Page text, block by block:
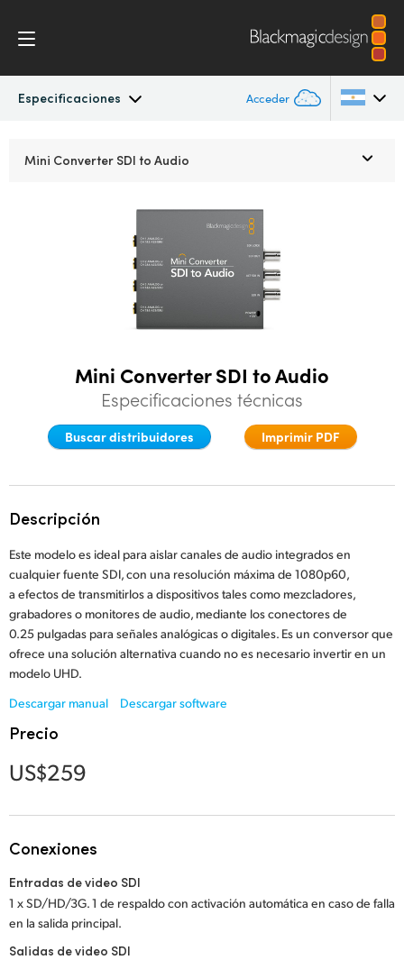
Especificaciones Acceder
Denmark
India
Italy
Japan
Malaysia
New Zealand
Norway
Poland
Mini Converter SDI to Audio
Mini Converter SDI to Audio
Especificaciones técnicas
Buscar distribuidores Imprimir PDF
Descripción
Este modelo es ideal para aislar canales de audio integrados en
cualquier fuente SDI, con una resolución máxima de 1080p60,
a efectos de transmitirlos a dispositivos tales como mezcladores,
grabadores o monitores de audio, mediante los conectores de
0.25 pulgadas para señales analógicas o digitales. Es un conversor que
ofrece una solución alternativa cuando no es necesario invertir en un
modelo UHD.
Descargar manual
Descargar software
Precio
US$259
Conexiones
Entradas de video SDI
1 x SD/HD/3G. 1 de respaldo con activación automática en caso de falla
en la salida principal.
Salidas de video SDI